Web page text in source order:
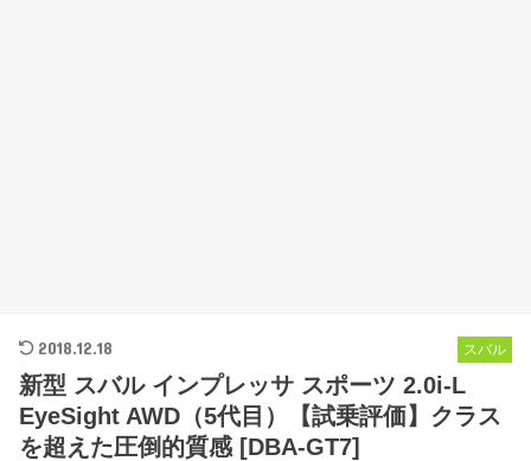
スバル
2018.12.18
新型 スバル インプレッサ スポーツ 2.0i-L
EyeSight AWD（5代目）【試乗評価】クラス
を超えた圧倒的質感 [DBA-GT7]